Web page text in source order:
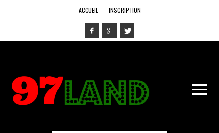
ACCUEIL INSCRIPTION